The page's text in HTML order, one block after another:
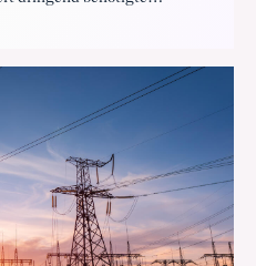
Darüber hinaus
könnte